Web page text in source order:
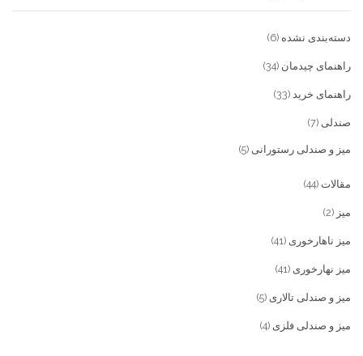
خدمات
تماس با ما
سوالات متداول
پیش پرداخت
دسته‌بندی نشده (6)
راهنمای چیدمان (34)
راهنمای خرید (33)
صندلی (7)
میز و صندلی رستورانی (5)
مقالات (44)
میز (2)
میز ناهارخوری (41)
میز نهارخوری (41)
میز و صندلی تالاری (5)
میز و صندلی فلزی (4)